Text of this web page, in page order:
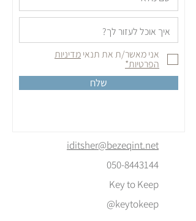
אני מאשר/ת את תנאימדיניות
הפרטיות*
שלח
iditsher@bezeqint.net
050-8443144
Key to Keep
@keytokeep